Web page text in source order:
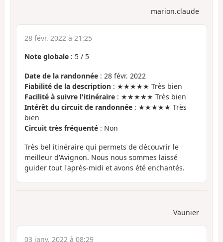
marion.claude
28 févr. 2022 à 21:25
Note globale : 5 / 5
Date de la randonnée : 28 févr. 2022
Fiabilité de la description : ★★★★★ Très bien
Facilité à suivre l'itinéraire : ★★★★★ Très bien
Intérêt du circuit de randonnée : ★★★★★ Très
bien
Circuit très fréquenté : Non
Très bel itinéraire qui permets de découvrir le
meilleur d'Avignon. Nous nous sommes laissé
guider tout l'après-midi et avons été enchantés.
Vaunier
03 janv. 2022 à 08:29